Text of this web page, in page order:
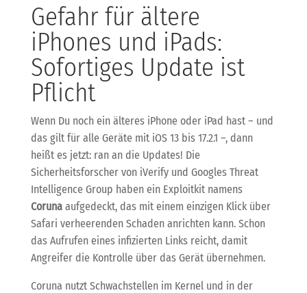
Gefahr für ältere
iPhones und iPads:
Sofortiges Update ist
Pflicht
Wenn Du noch ein älteres iPhone oder iPad hast – und
das gilt für alle Geräte mit iOS 13 bis 17.2.1 –, dann
heißt es jetzt: ran an die Updates! Die
Sicherheitsforscher von iVerify und Googles Threat
Intelligence Group haben ein Exploitkit namens
Corunaaufgedeckt, das mit einem einzigen Klick über
Safari verheerenden Schaden anrichten kann. Schon
das Aufrufen eines infizierten Links reicht, damit
Angreifer die Kontrolle über das Gerät übernehmen.
Coruna nutzt Schwachstellen im Kernel und in der